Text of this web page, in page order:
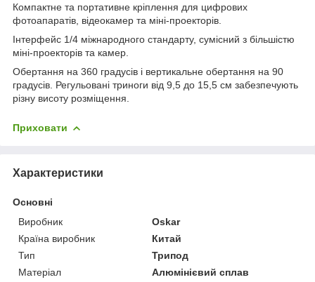
Компактне та портативне кріплення для цифрових
фотоапаратів, відеокамер та міні-проекторів.
Інтерфейс 1/4 міжнародного стандарту, сумісний з більшістю
міні-проекторів та камер.
Обертання на 360 градусів і вертикальне обертання на 90
градусів. Регульовані триноги від 9,5 до 15,5 см забезпечують
різну висоту розміщення.
Приховати
Характеристики
Основні
Виробник
Oskar
Країна виробник
Китай
Тип
Трипод
Матеріал
Алюмінієвий сплав